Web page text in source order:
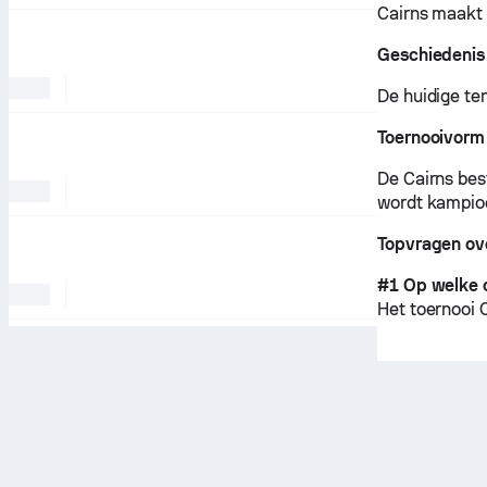
Cairns maakt
De huidige
Toernooivorm
De Cairns
wordt
Topvragen
#1 Op welke
Het toernooi